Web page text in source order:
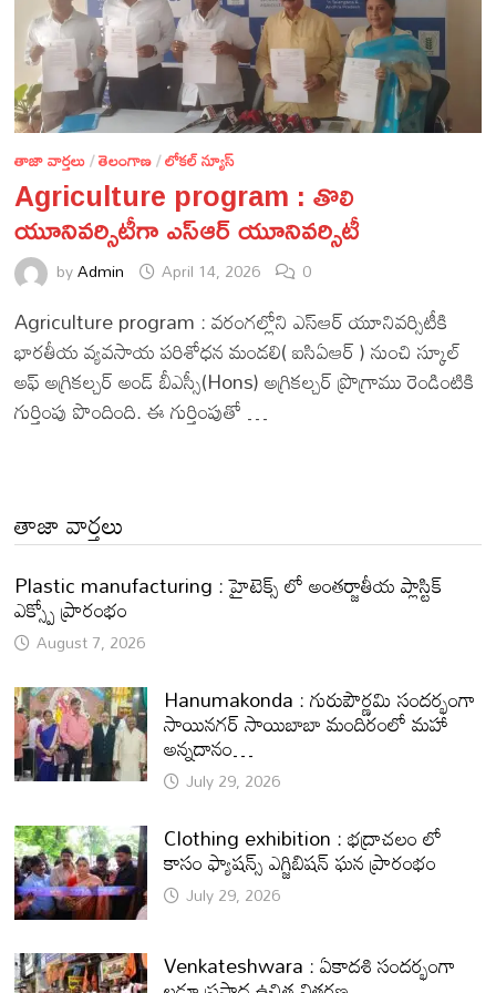
తాజా వార్తలు/తెలంగాణ/లోకల్ న్యూస్
Agriculture program : తొలి
యూనివర్సిటీగా ఎస్ఆర్ యూనివర్సిటీ
byAdmin April 14, 2026 0
Agriculture program : వరంగల్లోని ఎస్ఆర్ యూనివర్సిటీకి
భారతీయ వ్యవసాయ పరిశోధన మండలి( ఐసిఏఆర్ ) నుంచి స్కూల్
అఫ్ అగ్రికల్చర్ అండ్ బీఎస్సీ(Hons) అగ్రికల్చర్ ప్రొగ్రాము రెండింటికి
గుర్తింపు పొందింది. ఈ గుర్తింపుతో …
తాజా వార్తలు
Plastic manufacturing : హైటెక్స్ లో అంతర్జాతీయ ప్లాస్టిక్
ఎక్స్పో ప్రారంభం
August 7, 2026
Hanumakonda : గురుపౌర్ణమి సందర్భంగా
సాయినగర్‌ సాయిబాబా మందిరంలో మహా
అన్నదానం…
July 29, 2026
Clothing exhibition : భద్రాచలం లో
కాసం ఫ్యాషన్స్ ఎగ్జిబిషన్ ఘన ప్రారంభం
July 29, 2026
Venkateshwara : ఏకాదశి సందర్భంగా